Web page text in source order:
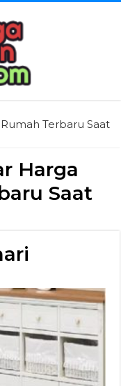
Terbaru Saat
Harga
Saat